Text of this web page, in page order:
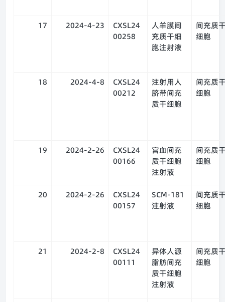
17 2024-4-23
CXSL24
00258
人羊膜间
充质干细
胞注射液
间充质
细胞
18 2024-4-8
CXSL24
00212
注射用人
脐带间充
质干细胞
间充质
细胞
19 2024-2-26
CXSL24
00166
宫血间充
质干细胞
注射液
间充质
细胞
20 2024-2-26
CXSL24
00157
SCM-181
注射液
间充质
细胞
21 2024-2-8
CXSL24
00111
异体人源
脂肪间充
质干细胞
注射液
间充质
细胞